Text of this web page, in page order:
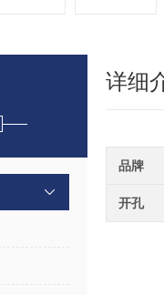
详细
品牌
开孔